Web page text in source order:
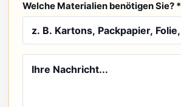
Welche Materialien benötigen Sie? *